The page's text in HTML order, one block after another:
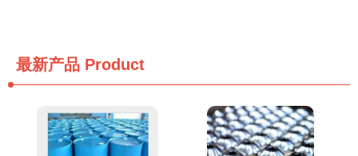
最新产品 Product